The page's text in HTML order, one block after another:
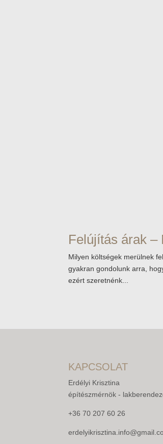
Felújítás árak –
Milyen költségek merülnek
gyakran gondolunk arra,
ezért szeretnénk...
KAPCSOLAT
Erdélyi Krisztina
építészmérnök -
+36 70 207 60 26